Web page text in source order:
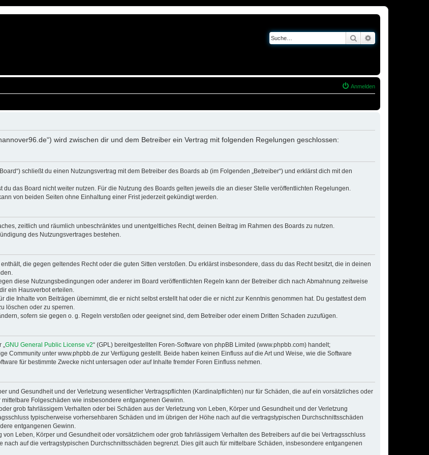
Suche
Anmelden
wird zwischen dir und dem Betreiber ein Vertrag mit folgenden Regelungen geschlossen:
schließt du einen Nutzungsvertrag mit dem Betreiber des Boards ab (im Folgenden „Betreiber“) und erklärst dich mit den
das Board nicht weiter nutzen. Für die Nutzung des Boards gelten jeweils die an dieser Stelle veröffentlichten Regelungen.
von beiden Seiten ohne Einhaltung einer Frist jederzeit gekündigt werden.
zeitlich und räumlich unbeschränktes und unentgeltliches Recht, deinen Beitrag im Rahmen des Boards zu nutzen.
des Nutzungsvertrages bestehen.
die gegen geltendes Recht oder die guten Sitten verstoßen. Du erklärst insbesondere, dass du das Recht besitzt, die in deinen
diese Nutzungsbedingungen oder anderer im Board veröffentlichten Regeln kann der Betreiber dich nach Abmahnung zeitweise
ein Hausverbot erteilen.
die Inhalte von Beiträgen übernimmt, die er nicht selbst erstellt hat oder die er nicht zur Kenntnis genommen hat. Du gestattest dem
löschen oder zu sperren.
sofern sie gegen o. g. Regeln verstoßen oder geeignet sind, dem Betreiber oder einem Dritten Schaden zuzufügen.
„GNU General Public License v2“ (GPL) bereitgestellten Foren-Software von phpBB Limited (www.phpbb.com) handelt;
Community unter www.phpbb.de zur Verfügung gestellt. Beide haben keinen Einfluss auf die Art und Weise, wie die Software
für bestimmte Zwecke nicht untersagen oder auf Inhalte fremder Foren Einfluss nehmen.
und Gesundheit und der Verletzung wesentlicher Vertragspflichten (Kardinalpflichten) nur für Schäden, die auf ein vorsätzliches oder
Folgeschäden wie insbesondere entgangenen Gewinn.
grob fahrlässigem Verhalten oder bei Schäden aus der Verletzung von Leben, Körper und Gesundheit und der Verletzung
typischerweise vorhersehbaren Schäden und im übrigen der Höhe nach auf die vertragstypischen Durchschnittsschäden
entgangenen Gewinn.
Leben, Körper und Gesundheit oder vorsätzlichem oder grob fahrlässigem Verhalten des Betreibers auf die bei Vertragsschluss
auf die vertragstypischen Durchschnittsschäden begrenzt. Dies gilt auch für mittelbare Schäden, insbesondere entgangenen